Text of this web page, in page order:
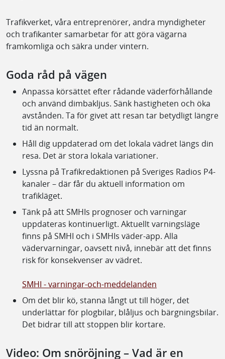
Trafikverket, våra entreprenörer, andra myndigheter
och trafikanter samarbetar för att göra vägarna
framkomliga och säkra under vintern.
Goda råd på vägen
Anpassa körsättet efter rådande väderförhållande
och använd dimbakljus. Sänk hastigheten och öka
avstånden. Ta för givet att resan tar betydligt längre
tid än normalt.
Håll dig uppdaterad om det lokala vädret längs din
resa. Det är stora lokala variationer.
Lyssna på Trafikredaktionen på Sveriges Radios P4-
kanaler – där får du aktuell information om
trafikläget.
Tänk på att SMHIs prognoser och varningar
uppdateras kontinuerligt. Aktuellt varningsläge
finns på SMHI och i SMHIs väder-app. Alla
vädervarningar, oavsett nivå, innebär att det finns
risk för konsekvenser av vädret.
SMHI - varningar-och-meddelanden
Om det blir kö, stanna långt ut till höger, det
underlättar för plogbilar, blåljus och bärgningsbilar.
Det bidrar till att stoppen blir kortare.
Video: Om snöröjning – Vad är en